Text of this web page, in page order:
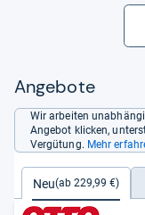
Angebote
Wir arbeiten
Angebot klicken,
Vergütung. Mehr
Neu(ab 229,99 €)